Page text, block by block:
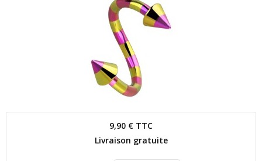
9,90 € TTC
Livraison gratuite